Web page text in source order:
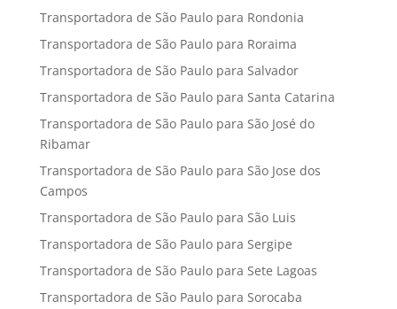
Transportadora de São Paulo para Rondonia
Transportadora de São Paulo para Roraima
Transportadora de São Paulo para Salvador
Transportadora de São Paulo para Santa Catarina
Transportadora de São Paulo para São José do
Ribamar
Transportadora de São Paulo para São Jose dos
Campos
Transportadora de São Paulo para São Luis
Transportadora de São Paulo para Sergipe
Transportadora de São Paulo para Sete Lagoas
Transportadora de São Paulo para Sorocaba